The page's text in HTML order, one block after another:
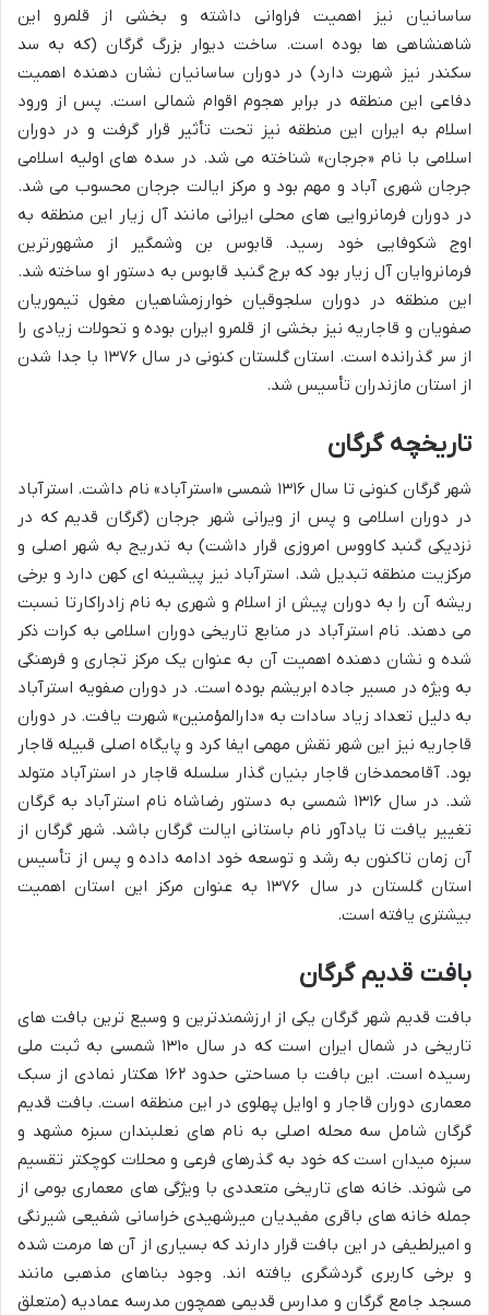
ساسانیان نیز اهمیت فراوانی داشته و بخشی از قلمرو این
شاهنشاهی ها بوده است. ساخت دیوار بزرگ گرگان (که به سد
سکندر نیز شهرت دارد) در دوران ساسانیان نشان دهنده اهمیت
دفاعی این منطقه در برابر هجوم اقوام شمالی است. پس از ورود
اسلام به ایران این منطقه نیز تحت تأثیر قرار گرفت و در دوران
اسلامی با نام «جرجان» شناخته می شد. در سده های اولیه اسلامی
جرجان شهری آباد و مهم بود و مرکز ایالت جرجان محسوب می شد.
در دوران فرمانروایی های محلی ایرانی مانند آل زیار این منطقه به
اوج شکوفایی خود رسید. قابوس بن وشمگیر از مشهورترین
فرمانروایان آل زیار بود که برج گنبد قابوس به دستور او ساخته شد.
این منطقه در دوران سلجوقیان خوارزمشاهیان مغول تیموریان
صفویان و قاجاریه نیز بخشی از قلمرو ایران بوده و تحولات زیادی را
از سر گذرانده است. استان گلستان کنونی در سال ۱۳۷۶ با جدا شدن
از استان مازندران تأسیس شد.
تاریخچه گرگان
شهر گرگان کنونی تا سال ۱۳۱۶ شمسی «استرآباد» نام داشت. استرآباد
در دوران اسلامی و پس از ویرانی شهر جرجان (گرگان قدیم که در
نزدیکی گنبد کاووس امروزی قرار داشت) به تدریج به شهر اصلی و
مرکزیت منطقه تبدیل شد. استرآباد نیز پیشینه ای کهن دارد و برخی
ریشه آن را به دوران پیش از اسلام و شهری به نام زادراکارتا نسبت
می دهند. نام استرآباد در منابع تاریخی دوران اسلامی به کرات ذکر
شده و نشان دهنده اهمیت آن به عنوان یک مرکز تجاری و فرهنگی
به ویژه در مسیر جاده ابریشم بوده است. در دوران صفویه استرآباد
به دلیل تعداد زیاد سادات به «دارالمؤمنین» شهرت یافت. در دوران
قاجاریه نیز این شهر نقش مهمی ایفا کرد و پایگاه اصلی قبیله قاجار
بود. آقامحمدخان قاجار بنیان گذار سلسله قاجار در استرآباد متولد
شد. در سال ۱۳۱۶ شمسی به دستور رضاشاه نام استرآباد به گرگان
تغییر یافت تا یادآور نام باستانی ایالت گرگان باشد. شهر گرگان از
آن زمان تاکنون به رشد و توسعه خود ادامه داده و پس از تأسیس
استان گلستان در سال ۱۳۷۶ به عنوان مرکز این استان اهمیت
بیشتری یافته است.
بافت قدیم گرگان
بافت قدیم شهر گرگان یکی از ارزشمندترین و وسیع ترین بافت های
تاریخی در شمال ایران است که در سال ۱۳۱۰ شمسی به ثبت ملی
رسیده است. این بافت با مساحتی حدود ۱۶۲ هکتار نمادی از سبک
معماری دوران قاجار و اوایل پهلوی در این منطقه است. بافت قدیم
گرگان شامل سه محله اصلی به نام های نعلبندان سبزه مشهد و
سبزه میدان است که خود به گذرهای فرعی و محلات کوچکتر تقسیم
می شوند. خانه های تاریخی متعددی با ویژگی های معماری بومی از
جمله خانه های باقری مفیدیان میرشهیدی خراسانی شفیعی شیرنگی
و امیرلطیفی در این بافت قرار دارند که بسیاری از آن ها مرمت شده
و برخی کاربری گردشگری یافته اند. وجود بناهای مذهبی مانند
مسجد جامع گرگان و مدارس قدیمی همچون مدرسه عمادیه (متعلق